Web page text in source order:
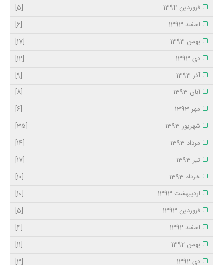
فروردین 1394
[5]
اسفند 1393
[6]
بهمن 1393
[17]
دی 1393
[12]
آذر 1393
[9]
آبان 1393
[8]
مهر 1393
[6]
شهریور 1393
[35]
مرداد 1393
[14]
تیر 1393
[17]
خرداد 1393
[10]
اردیبهشت 1393
[10]
فروردین 1393
[5]
اسفند 1392
[4]
بهمن 1392
[11]
دی 1392
[3]